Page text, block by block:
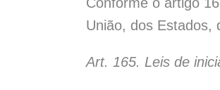
União, dos Estados,
Art. 165. Leis de